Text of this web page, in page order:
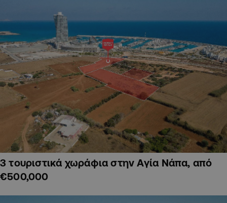
3 τουριστικά χωράφια στην Αγία Νάπα, από
€500,000